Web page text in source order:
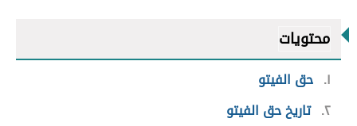
محتويات
١ حق الفيتو
٢ تاريخ حق الفيتو